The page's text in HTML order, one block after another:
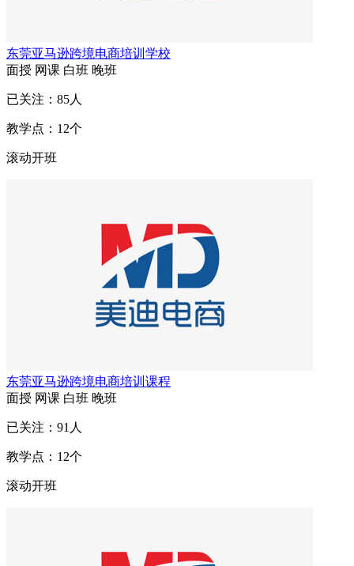
东莞亚马逊跨境电商培训学校
面授 网课 白班 晚班
已关注： 85人
教学点： 12个
滚动开班
东莞亚马逊跨境电商培训课程
面授 网课 白班 晚班
已关注： 91 人
教学点： 12个
滚动开班